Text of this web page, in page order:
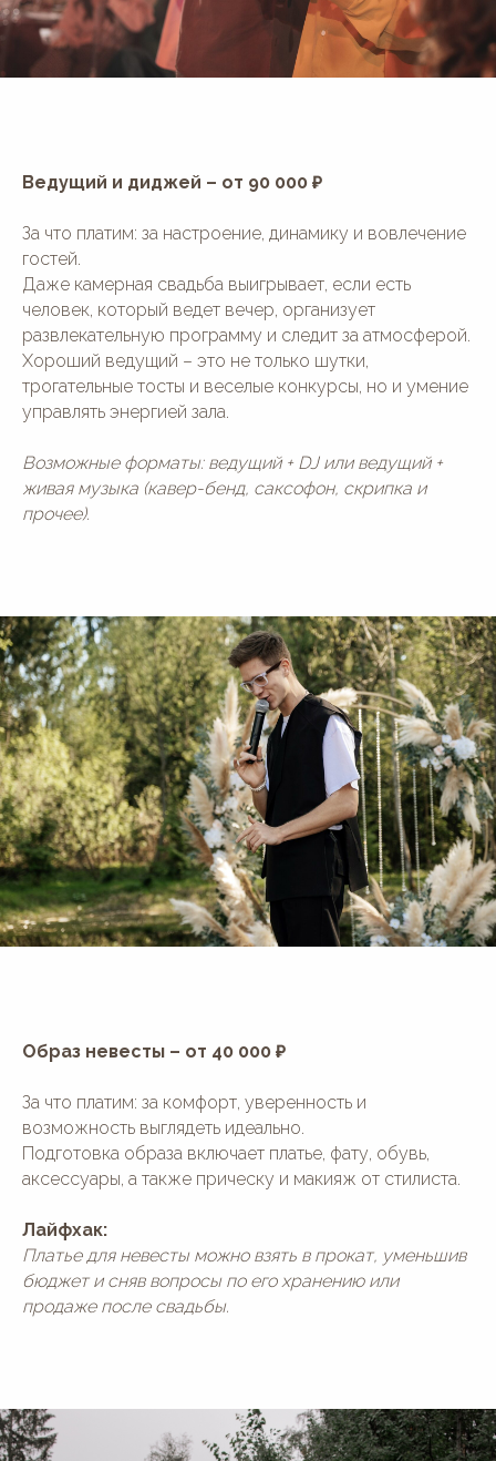
Ведущий и диджей – от 90 000 ₽
За что платим: за настроение, динамику и вовлечение
гостей.
Даже камерная свадьба выигрывает, если есть
человек, который ведет вечер, организует
развлекательную программу и следит за атмосферой.
Хороший ведущий – это не только шутки,
трогательные тосты и веселые конкурсы, но и умение
управлять энергией зала.
Возможные форматы: ведущий + DJ или ведущий +
живая музыка (кавер-бенд, саксофон, скрипка и
прочее).
Образ невесты – от 40 000 ₽
За что платим: за комфорт, уверенность и
возможность выглядеть идеально.
Подготовка образа включает платье, фату, обувь,
аксессуары, а также прическу и макияж от стилиста.
Лайфхак:
Платье для невесты можно взять в прокат, уменьшив
бюджет и сняв вопросы по его хранению или
продаже после свадьбы.